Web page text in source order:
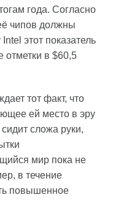
года. Согласно
чипов должны
этот показатель
отметки в $60,5
тот факт, что
ей место в эру
сложа руки,
мир пока не
в течение
повышенное